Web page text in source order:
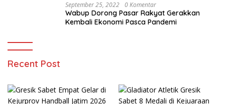
September 25, 2022 0 Komentar
Wabup Dorong Pasar Rakyat Gerakkan
Kembali Ekonomi Pasca Pandemi
Recent Post